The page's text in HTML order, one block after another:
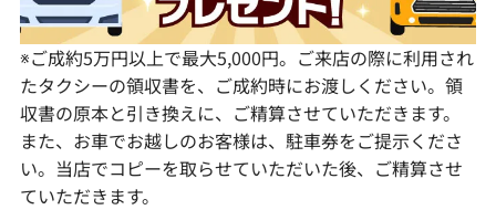
※ご成約5万円以上で最大5,000円。ご来店の際に利用され
たタクシーの領収書を、ご成約時にお渡しください。領
収書の原本と引き換えに、ご精算させていただきます。
また、お車でお越しのお客様は、駐車券をご提示くださ
い。当店でコピーを取らせていただいた後、ご精算させ
ていただきます。